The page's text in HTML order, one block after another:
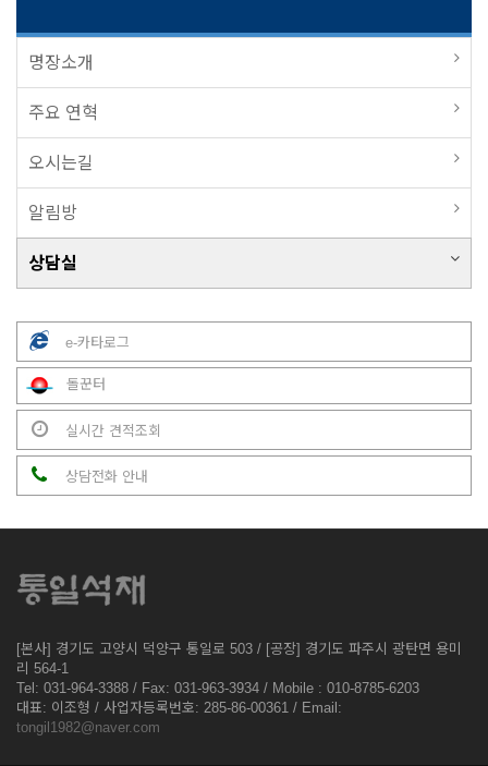
명장소개
주요 연혁
오시는길
알림방
상담실
e-카타로그
돌꾼터
실시간 견적조회
상담전화 안내
[본사] 경기도 고양시 덕양구 통일로 503 / [공장] 경기도 파주시 광탄면 용미
리 564-1
Tel: 031-964-3388 / Fax: 031-963-3934 / Mobile : 010-8785-6203
대표: 이조형 / 사업자등록번호: 285-86-00361 / Email:
tongil1982@naver.com